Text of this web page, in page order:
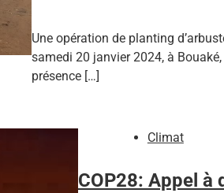
Une opération de planting
samedi 20 janvier 2024, à
présence […]
Climat
COP28: Appel à